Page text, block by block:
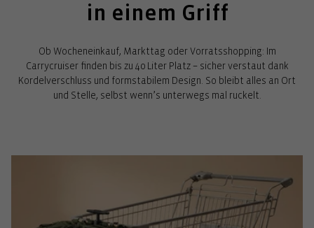
in einem Griff
Ob Wocheneinkauf, Markttag oder Vorratsshopping: Im
Carrycruiser finden bis zu 40 Liter Platz – sicher verstaut dank
Kordelverschluss und formstabilem Design. So bleibt alles an Ort
und Stelle, selbst wenn’s unterwegs mal ruckelt.